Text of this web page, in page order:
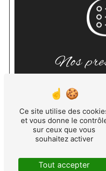
Nos
Création
•
•
•
•
• Vente de
jumelles,
Ce site utilise des
et vous donne le
sur ceux que vous
souhaitez activer
Tout accepter